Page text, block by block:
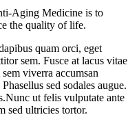
Aging Medicine is to
the quality of life.
quam orci, eget
sem. Fusce at lacus vitae
viverra accumsan
sed sodales augue.
ut felis vulputate ante
sed ultricies tortor.